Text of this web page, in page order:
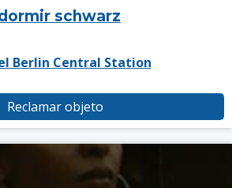
schwarz
Berlin Central Station
Reclamar objeto